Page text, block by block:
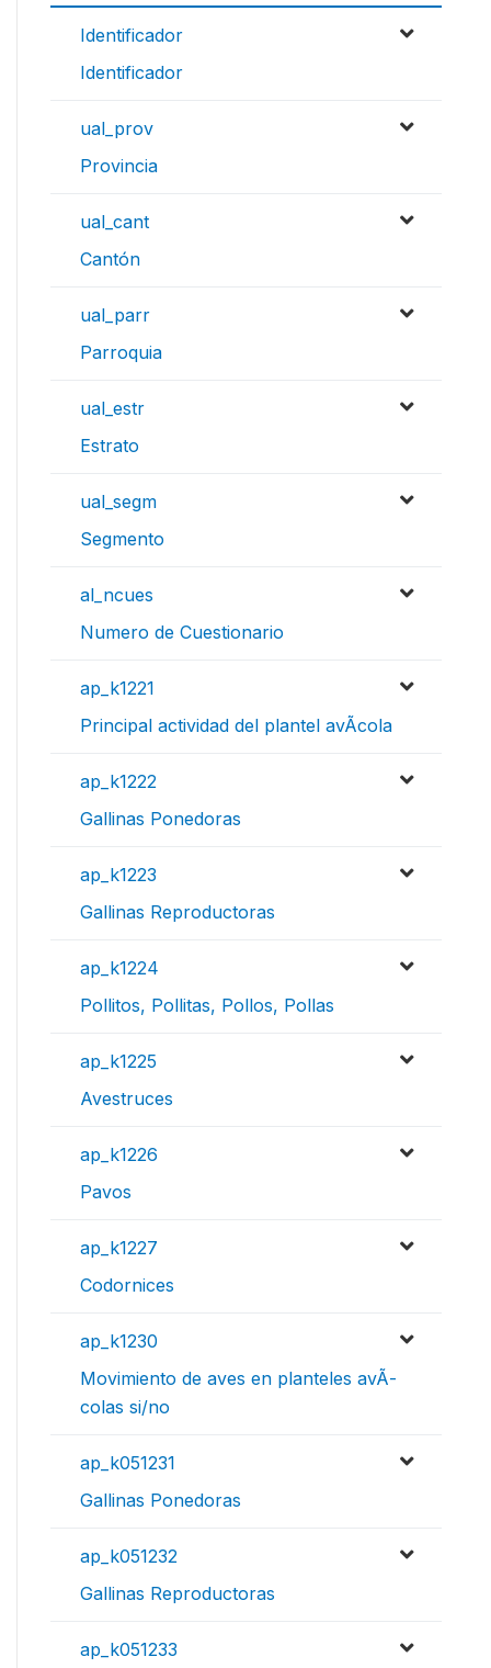
Identificador
Identificador
ual_prov
Provincia
ual_cant
Cantón
ual_parr
Parroquia
ual_estr
Estrato
ual_segm
Segmento
al_ncues
Numero de Cuestionario
ap_k1221
Principal actividad del plantel avÃ­cola
ap_k1222
Gallinas Ponedoras
ap_k1223
Gallinas Reproductoras
ap_k1224
Pollitos, Pollitas, Pollos, Pollas
ap_k1225
Avestruces
ap_k1226
Pavos
ap_k1227
Codornices
ap_k1230
Movimiento de aves en planteles avÃ­
colas si/no
ap_k051231
Gallinas Ponedoras
ap_k051232
Gallinas Reproductoras
ap_k051233